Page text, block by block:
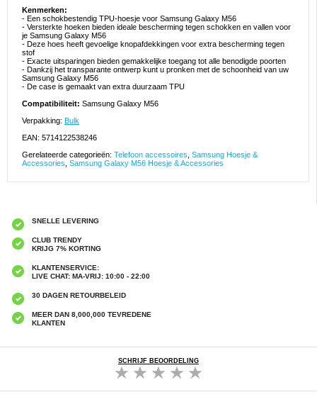
Kenmerken:
- Een schokbestendig TPU-hoesje voor Samsung Galaxy M56
- Versterkte hoeken bieden ideale bescherming tegen schokken en vallen voor
je Samsung Galaxy M56
- Deze hoes heeft gevoelige knopafdekkingen voor extra bescherming tegen
stof
- Exacte uitsparingen bieden gemakkelijke toegang tot alle benodigde poorten
- Dankzij het transparante ontwerp kunt u pronken met de schoonheid van uw
Samsung Galaxy M56
- De case is gemaakt van extra duurzaam TPU
Compatibiliteit: Samsung Galaxy M56
Verpakking: Bulk
EAN: 5714122538246
Gerelateerde categorieën: Telefoon accessoires Samsung Hoesje &
Accessories Samsung Galaxy M56 Hoesje & Accessories
SNELLE LEVERING
CLUB TRENDY
KRIJG 7% KORTING
KLANTENSERVICE:
LIVE CHAT: MA-VRIJ: 10:00 - 22:00
30 DAGEN RETOURBELEID
MEER DAN 8,000,000 TEVREDENE
KLANTEN
SCHRIJF BEOORDELING